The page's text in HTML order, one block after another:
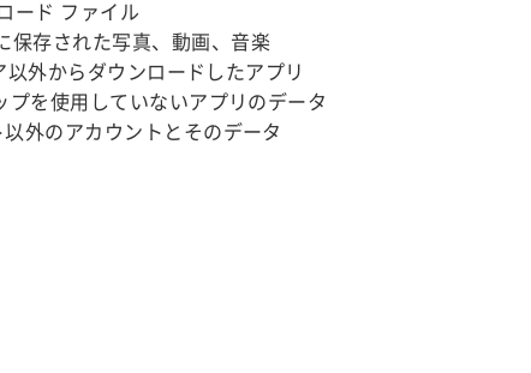
ード ファイル
保存された写真、動画、音楽
以外からダウンロードしたアプリ
プを使用していないアプリのデータ
外のアカウントとそのデータ